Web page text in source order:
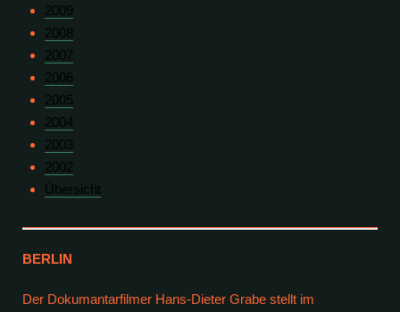
2009
2008
2007
2006
2005
2004
2003
2002
Übersicht
BERLIN
Der Dokumantarfilmer Hans-Dieter Grabe stellt im